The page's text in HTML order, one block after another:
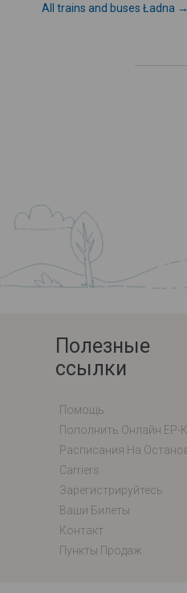
All trains and buses Ładna
Полезные
ссылки
Помощь
Carriers
Зарегистрируйтесь
Ваши Билеты
Контакт
Пункты Продаж